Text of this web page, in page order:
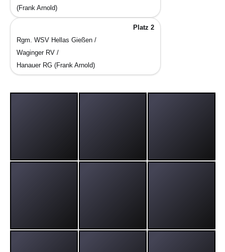
(Frank Arnold)
Rgm. WSV Hellas Gießen /
Waginger RV /
Hanauer RG (Frank Arnold)
Platz 2